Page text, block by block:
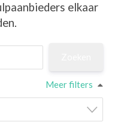
elkaar
Meer filters